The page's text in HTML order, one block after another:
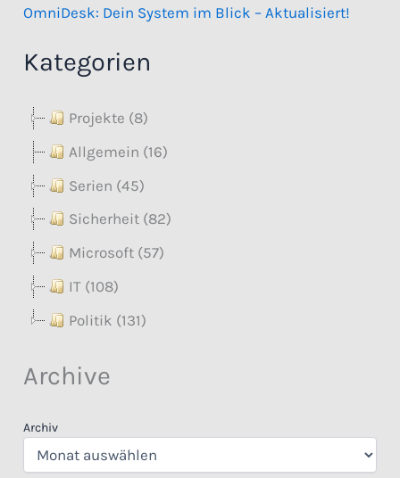
OmniDesk: Dein System im Blick – Aktualisiert!
Kategorien
Projekte (8)
Allgemein (16)
Serien (45)
Sicherheit (82)
Microsoft (57)
IT (108)
Politik (131)
Archive
Archiv